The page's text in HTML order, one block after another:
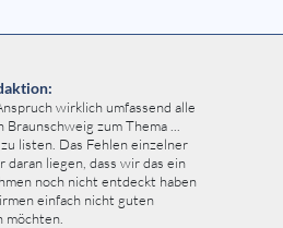
wirklich umfassend alle
Braunschweig zum Thema ...
listen. Das Fehlen einzelner
daran liegen, dass wir das ein
noch nicht entdeckt haben
einfach nicht guten
möchten.